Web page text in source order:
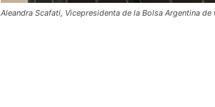
Aleandra Scafati, Vicepresidenta de la Bolsa Argentina de